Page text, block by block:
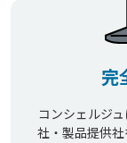
完
コンシェルジ
社・製品提供